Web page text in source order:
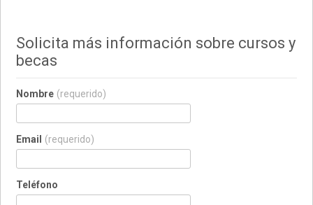
Solicita más información sobre cursos y
becas
Nombre (requerido)
Email (requerido)
Teléfono